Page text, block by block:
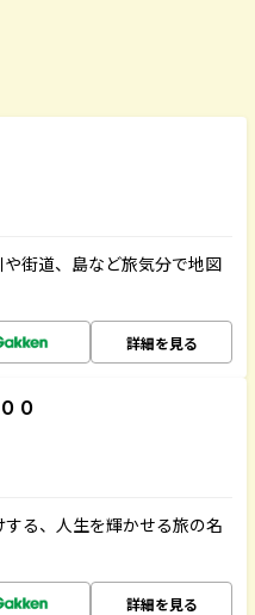
街道、島など旅気分で地図
詳細を見る
０
る、人生を輝かせる旅の名
詳細を見る